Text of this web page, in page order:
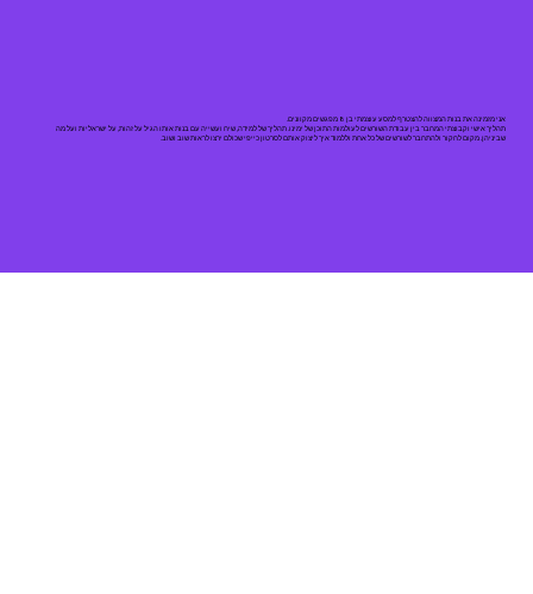
אני מזמינה את בנות המצווה להצטרף למסע עוצמתי בן 8 מפגשים מקוונים.
תהליך אישי וקבוצתי המחבר בין עבודת השורשים לעולמות התוכן של ימינו. תהליך של למידה, שיח ועשייה עם בנות אותו הגיל על זהות, על ישראליות ועל מה
שביניהן. מקום לחקור ולהתחבר לשורשים של כל אחת וללמוד איך ליצוק אותם לסרטון כייפי שכולם ירצו לראות שוב ושוב.